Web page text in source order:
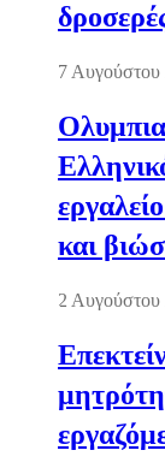
7 Αυγούστου
και
2 Αυγούστου